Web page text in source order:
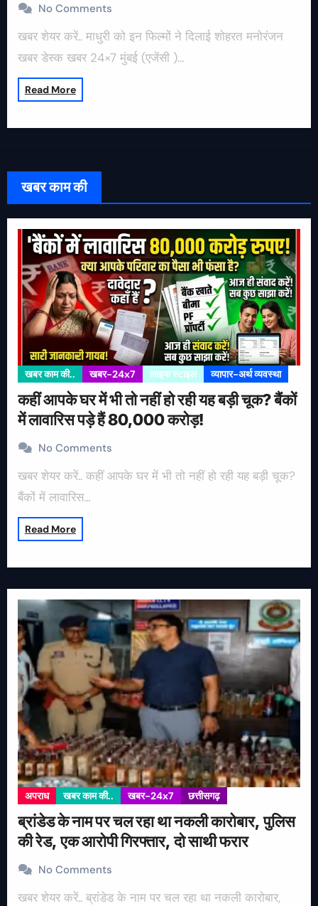
No Comments
खबर शेयर करें.. माधुरी को इन फिल्मों ने दिलाई शोहरत मनोरंजन
खबर डेस्क खबर 24×7 मुंबई (एजेंसी )…
Read More
खबर काम की
खबर काम की.. खबर-24x7 लाइफ स्टाइल व्यापार-अर्थ व्यवस्था
कहीं आपके घर में भी तो नहीं हो रही यह बड़ी चूक? बैंकों
में लावारिस पड़े हैं 80,000 करोड़!
No Comments
खबर शेयर करें.. कहीं आपके घर में भी तो नहीं हो रही यह बड़ी चूक?
बैंकों में लावारिस…
Read More
अपराध खबर काम की.. खबर-24x7 छत्तीसगढ़
ब्रांडेड के नाम पर चल रहा था नकली कारोबार, पुलिस
की रेड, एक आरोपी गिरफ्तार, दो साथी फरार
No Comments
खबर शेयर करें.. ब्रांडेड के नाम पर चल रहा था नकली कारोबार,